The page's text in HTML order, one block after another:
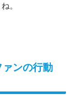
。
ンの行動